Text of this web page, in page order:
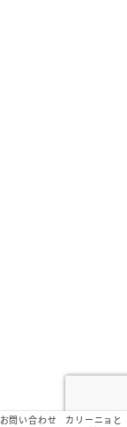
お問い合わせ カリーニョと